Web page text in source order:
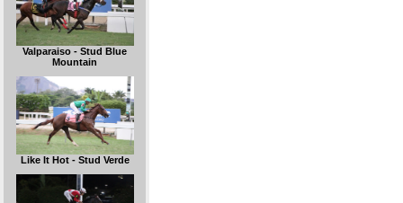
Valparaiso - Stud Blue
Mountain
Like It Hot - Stud Verde